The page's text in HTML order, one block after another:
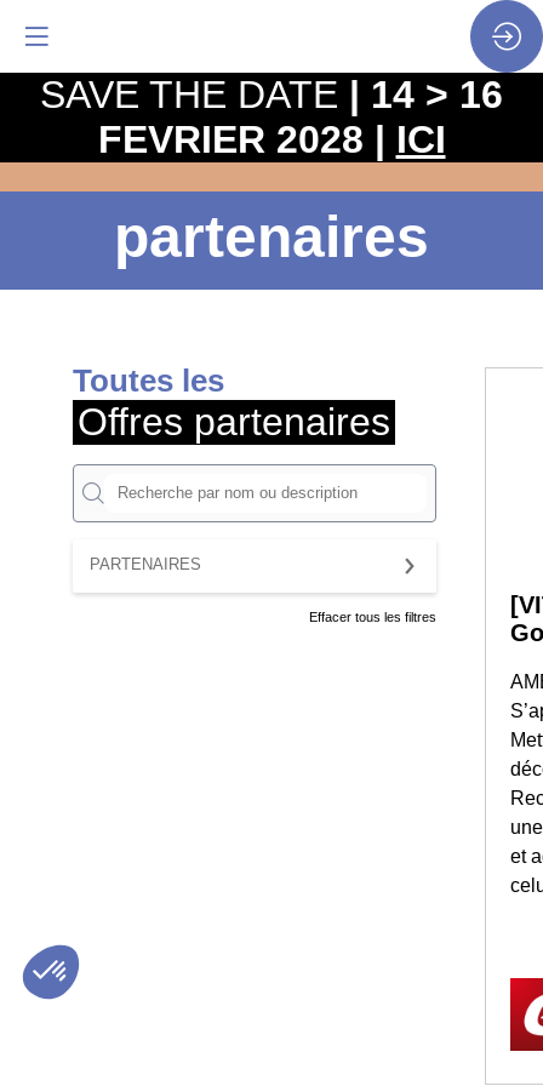
Offres
partenaires
Toutes les
Offres partenaires
PARTENAIRES
Effacer tous les filtres
et
SAVE THE DATE | 14 > 16
FEVRIER 2028 | ICI